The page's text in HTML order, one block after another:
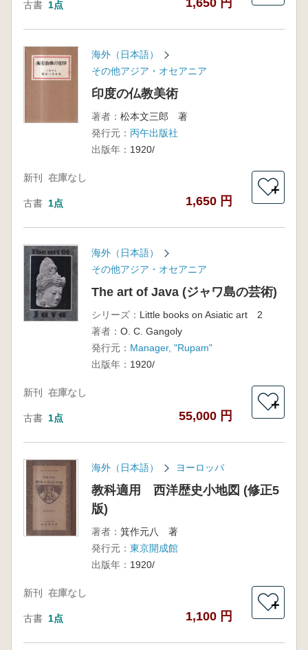
古書 1点 1,650 円
海外（日本語）
その他アジア・オセアニア
印度の仏教美術
著者： 松本文三郎 著
発行元： 丙午出版社
出版年： 1920/
新刊 在庫なし
古書 1点 1,650 円
＋
海外（日本語）
その他アジア・オセアニア
The art of Java (ジャワ島の芸術)
シリーズ： Little books on Asiatic art 2
著者： O. C. Gangoly
発行元： Manager, "Rupam"
出版年： 1920/
新刊 在庫なし
古書 1点 55,000 円
＋
海外（日本語） ヨーロッパ
教科適用 西洋歴史小地図 (修正5
版)
著者： 箕作元八 著
発行元： 東京開成館
出版年： 1920/
新刊 在庫なし
古書 1点 1,100 円
＋